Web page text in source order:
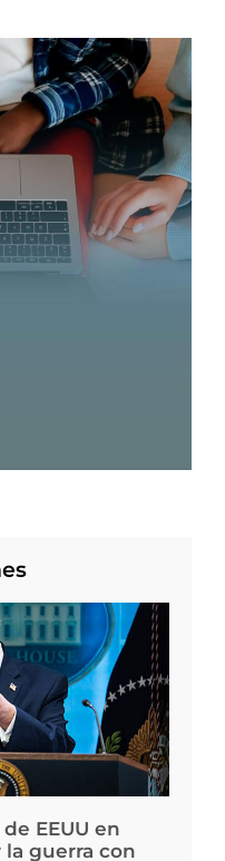
EEUU en
guerra con